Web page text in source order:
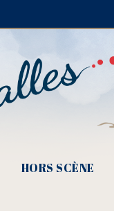
HORS SCÈNE